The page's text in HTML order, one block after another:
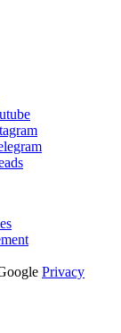
Privacy